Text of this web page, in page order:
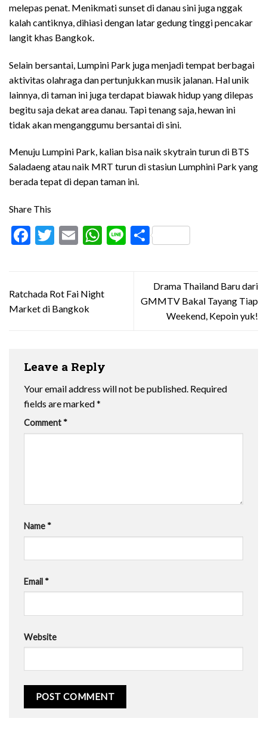
melepas penat. Menikmati sunset di danau sini juga nggak
kalah cantiknya, dihiasi dengan latar gedung tinggi pencakar
langit khas Bangkok.
Selain bersantai, Lumpini Park juga menjadi tempat berbagai
aktivitas olahraga dan pertunjukkan musik jalanan. Hal unik
lainnya, di taman ini juga terdapat biawak hidup yang dilepas
begitu saja dekat area danau. Tapi tenang saja, hewan ini
tidak akan menganggumu bersantai di sini.
Menuju Lumpini Park, kalian bisa naik skytrain turun di BTS
Saladaeng atau naik MRT turun di stasiun Lumphini Park yang
berada tepat di depan taman ini.
Share This
Facebook
Twitter
EmailWhatsApp
LineShare
Ratchada Rot Fai Night
Market di Bangkok
Drama Thailand Baru dari
GMMTV Bakal Tayang Tiap
Weekend, Kepoin yuk!
Leave a Reply
Your email address will not be published. Required
fields are marked*
Comment *
Name *
Email *
Website